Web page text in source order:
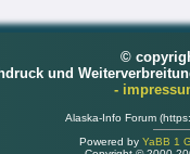
©
und
-
Alaska-Info Forum
Powered by YaBB 1